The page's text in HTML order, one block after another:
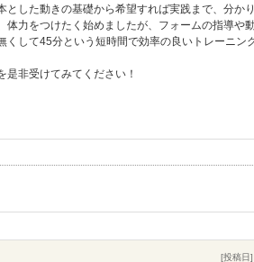
した動きの基礎から希望すれば実践まで、分か
力をつけたく始めましたが、フォームの指導や
して45分という短時間で効率の良いトレーニン
非受けてみてください！
[投稿日